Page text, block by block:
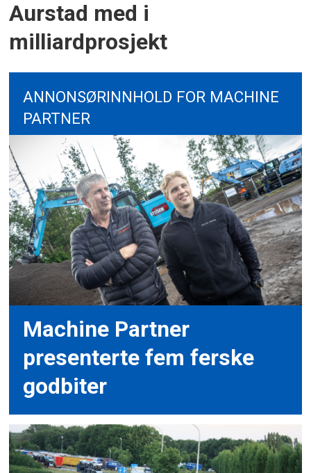
Aurstad med i
milliardprosjekt
ANNONSØRINNHOLD FOR MACHINE
PARTNER
Machine Partner
presenterte fem ferske
godbiter